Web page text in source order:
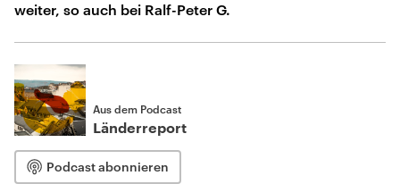
weiter, so auch bei Ralf-Peter G.
Aus dem Podcast
Länderreport
Podcast abonnieren